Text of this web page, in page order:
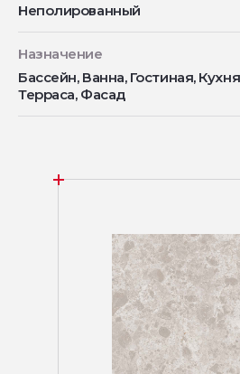
Неполированный
Назначение
Бассейн, Ванна, Гостиная,
Терраса, Фасад